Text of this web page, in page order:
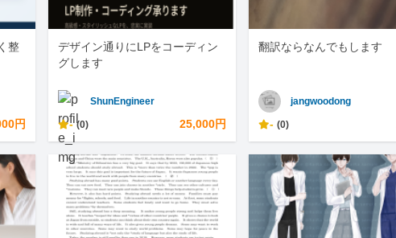
整
円
デザイン通りにLPをコーディン
グします
ShunEngineer
- (0) 25,000円
翻訳ならなんでもします
jangwoodong
- (0)